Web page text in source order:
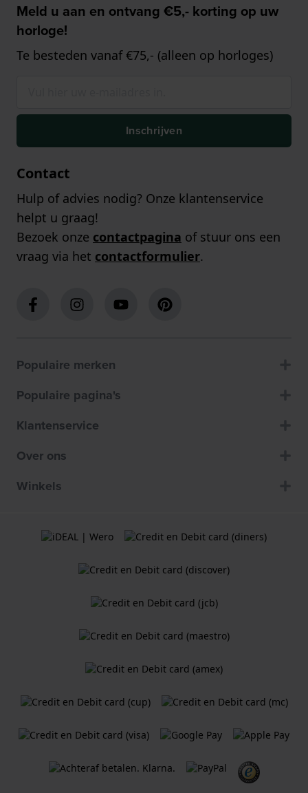
Meld u aan en ontvang €5,- korting op uw
horloge!
Te besteden vanaf €75,- (alleen op horloges)
Inschrijven
Contact
Hulp of advies nodig? Onze klantenservice
helpt u graag!
Bezoek onze contactpagina of stuur ons een
vraag via het contactformulier.
Populaire merken
Populaire pagina's
Klantenservice
Over ons
Winkels